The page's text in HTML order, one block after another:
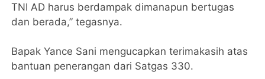
TNI AD harus berdampak dimanapun bertugas
dan berada,” tegasnya.
Bapak Yance Sani mengucapkan terimakasih atas
bantuan penerangan dari Satgas 330.